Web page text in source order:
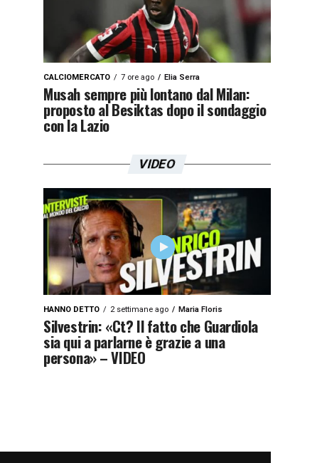
CALCIOMERCATO 7 ore ago Elia Serra
Musah sempre più lontano dal Milan:
proposto al Besiktas dopo il sondaggio
con la Lazio
VIDEO
HANNO DETTO 2 settimane ago Maria Floris
Silvestrin: «Ct? Il fatto che Guardiola
sia qui a parlarne è grazie a una
persona» – VIDEO